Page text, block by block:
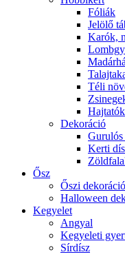
Fóliák
Jelölő
Karók,
Téli
Dekoráció
Kerti
Ősz
Őszi dekoráció
Halloween
Kegyelet
Angyal
Kegyeleti
Sírdísz